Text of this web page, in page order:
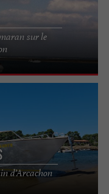
sur le
d’Arcachon